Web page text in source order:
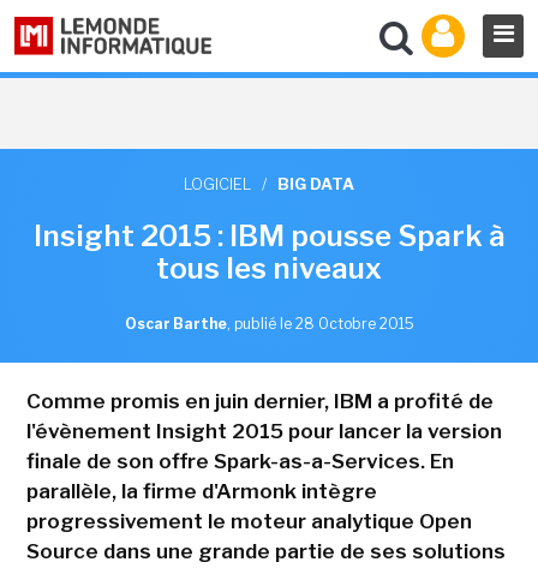
LOGICIEL / BIG DATA
Insight 2015 : IBM pousse Spark à
tous les niveaux
Oscar Barthe, publié le 28 Octobre 2015
Comme promis en juin dernier, IBM a profité de
l'évènement Insight 2015 pour lancer la version
finale de son offre Spark-as-a-Services. En
parallèle, la firme d'Armonk intègre
progressivement le moteur analytique Open
Source dans une grande partie de ses solutions